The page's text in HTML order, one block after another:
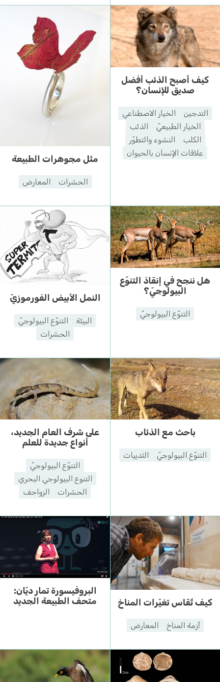
كيف أصبح الذئب أفضل
صديق للإنسان؟
التدجين
الخيار الاصطناعي
الخيار الطبيعيّ
الذئب
الكلب
النشوء والتطوّر
علاقات الإنسان بالحيوان
مثل مجوهرات الطبيعة
الحشرات المعارض
هل ننجح في إنقاذ التنوّع
البيولوجيّ؟
التنوّع البيولوجيّ
النمل الأبيض الفورموزيّ
البيئة
التنوّع البيولوجيّ
الحشرات
باحث مع الذئاب
التنوّع البيولوجيّ الثدييات
على شرف العام الجديد،
أنواع جديدة للعلم
التنوّع البيولوجيّ
التنوع البيولوجي البحري
الحشرات
الزواحف
كيف تُقاس تغيّرات المناخ
أزمة المناخ المعارض
البروفيسورة تمار ديّان:
متحف الطبيعة الجديد